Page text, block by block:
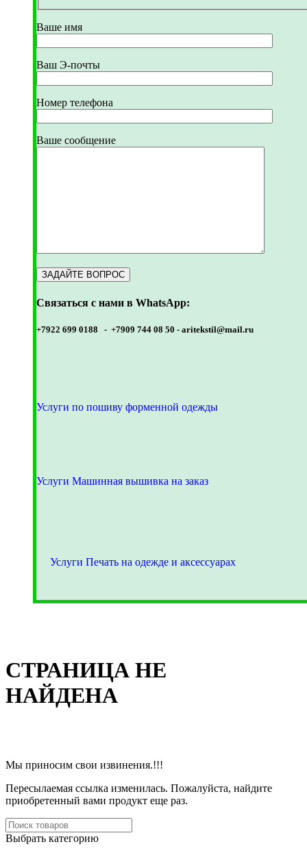
Ваше имя
Ваш Э-почты
Номер телефона
Ваше сообщение
Связаться с нами в WhatsApp:
+7922 699 0188 - +7909 744 08 50 - aritekstil@mail.ru
Услуги по пошиву форменной одежды
Услуги Машинная вышивка на заказ
Услуги Печать на одежде и аксессуарах
СТРАНИЦА НЕ
НАЙДЕНА
Мы приносим свои извинения.!!!
Пересылаемая ссылка изменилась. Пожалуйста, найдите
приобретенный вами продукт еще раз.
Выбрать категорию